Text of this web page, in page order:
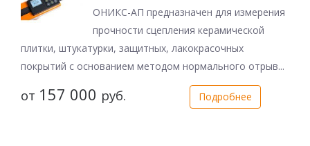
ОНИКС-АП предназначен для измерения
прочности сцепления керамической
плитки, штукатурки, защитных, лакокрасочных
покрытий с основанием методом нормального отрыв...
от 157 000 руб. Подробнее